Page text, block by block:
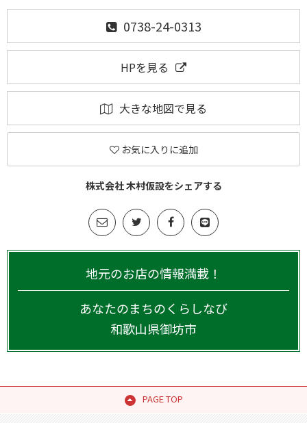
0738-24-0313
HPを見る
大きな地図で見る
お気に入りに追加
株式会社 木村仮設をシェアする
地元のお店の情報満載！
あなたのまちのくらしなび
和歌山県御坊市
PAGE TOP